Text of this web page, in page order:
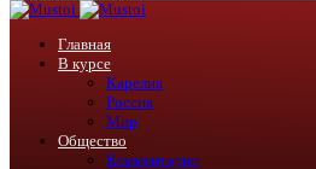
Главная
В курсе
Карелия
Россия
Мир
Общество
Комментарии